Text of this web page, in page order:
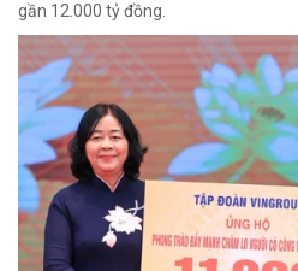
gần 12.000 tỷ đồng.